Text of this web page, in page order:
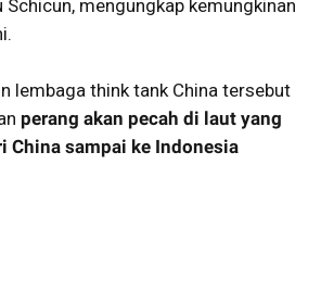
Schicun, mengungkap kemungkinan
lembaga think tank China tersebut
perang akan pecah di laut yang
China sampai ke Indonesia